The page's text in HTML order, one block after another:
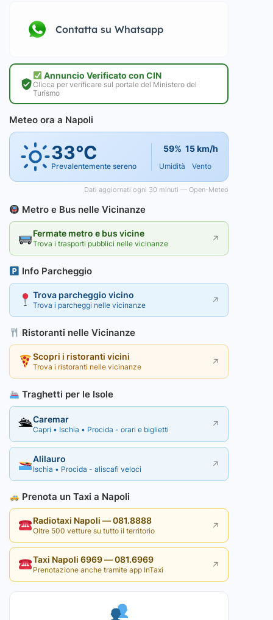
Contatta su Whatsapp
Annuncio Verificato con CIN
Clicca per verificare sul portale del Ministero del
Turismo
Meteo ora a Napoli
33°C
Prevalentemente sereno
59%
Umidità
15 km/h
Vento
Dati aggiornati ogni 30 minuti — Open-Meteo
Metro e Bus nelle Vicinanze
Fermate metro e bus vicine
Trova i trasporti pubblici nelle vicinanze ↗
Info Parcheggio
Trova parcheggio vicino
Trova i parcheggi nelle vicinanze ↗
Ristoranti nelle Vicinanze
Scopri i ristoranti vicini
Trova i ristoranti nelle vicinanze ↗
Traghetti per le Isole
🛳Caremar
Capri • Ischia • Procida - orari e biglietti ↗
Alilauro
Ischia • Procida - aliscafi veloci ↗
Prenota un Taxi a Napoli
Radiotaxi Napoli — 081.8888
Oltre 500 vetture su tutto il territorio ↗
Taxi Napoli 6969 — 081.6969
Prenotazione anche tramite app InTaxi ↗